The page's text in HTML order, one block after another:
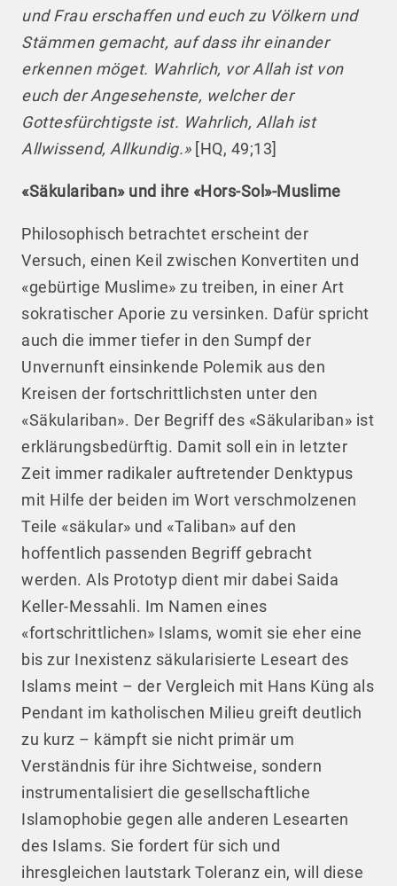
und Frau erschaffen und euch zu Völkern und
Stämmen gemacht, auf dass ihr einander
erkennen möget. Wahrlich, vor Allah ist von
euch der Angesehenste, welcher der
Gottesfürchtigste ist. Wahrlich, Allah ist
Allwissend, Allkundig.» [HQ, 49;13]
«Säkulariban» und ihre «Hors-Sol»-Muslime
Philosophisch betrachtet erscheint der
Versuch, einen Keil zwischen Konvertiten und
«gebürtige Muslime» zu treiben, in einer Art
sokratischer Aporie zu versinken. Dafür spricht
auch die immer tiefer in den Sumpf der
Unvernunft einsinkende Polemik aus den
Kreisen der fortschrittlichsten unter den
«Säkulariban». Der Begriff des «Säkulariban» ist
erklärungsbedürftig. Damit soll ein in letzter
Zeit immer radikaler auftretender Denktypus
mit Hilfe der beiden im Wort verschmolzenen
Teile «säkular» und «Taliban» auf den
hoffentlich passenden Begriff gebracht
werden. Als Prototyp dient mir dabei Saida
Keller-Messahli. Im Namen eines
«fortschrittlichen» Islams, womit sie eher eine
bis zur Inexistenz säkularisierte Leseart des
Islams meint – der Vergleich mit Hans Küng als
Pendant im katholischen Milieu greift deutlich
zu kurz – kämpft sie nicht primär um
Verständnis für ihre Sichtweise, sondern
instrumentalisiert die gesellschaftliche
Islamophobie gegen alle anderen Lesearten
des Islams. Sie fordert für sich und
ihresgleichen lautstark Toleranz ein, will diese